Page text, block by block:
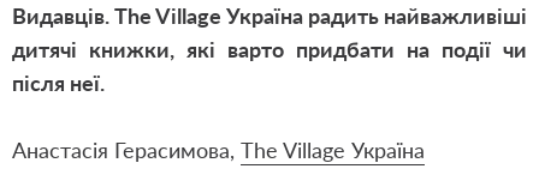
Видавців. The Village Україна радить найважливіші
дитячі книжки, які варто придбати на події чи
після неї.
Анастасія Герасимова, The Village Україна